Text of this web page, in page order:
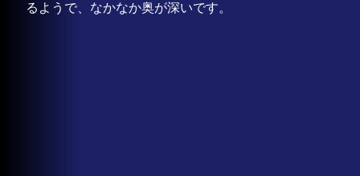
るようで、なかなか奥が深いです。